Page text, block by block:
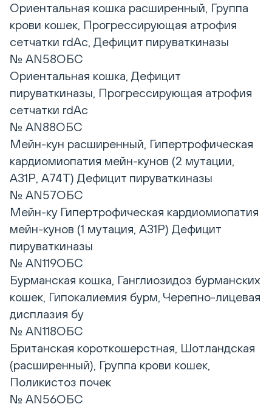
Ориентальная кошка расширенный, Группа
крови кошек, Прогрессирующая атрофия
сетчатки rdAc, Дефицит пируваткиназы
№ AN58ОБС
Ориентальная кошка, Дефицит
пируваткиназы, Прогрессирующая атрофия
сетчатки rdAc
№ AN88ОБС
Мейн-кун расширенный, Гипертрофическая
кардиомиопатия мейн-кунов (2 мутации,
А31Р, А74Т) Дефицит пируваткиназы
№ AN57ОБС
Мейн-ку Гипертрофическая кардиомиопатия
мейн-кунов (1 мутация, А31Р) Дефицит
пируваткиназы
№ AN119ОБС
Бурманская кошка, Ганглиозидоз бурманских
кошек, Гипокалиемия бурм, Черепно-лицевая
дисплазия бу
№ AN118ОБС
Британская короткошерстная, Шотландская
(расширенный), Группа крови кошек,
Поликистоз почек
№ AN56ОБС